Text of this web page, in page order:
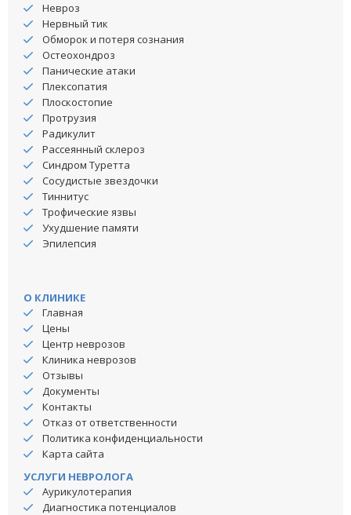
Невроз
Нервный тик
Обморок и потеря сознания
Остеохондроз
Панические атаки
Плексопатия
Плоскостопие
Протрузия
Радикулит
Рассеянный склероз
Синдром Туретта
Сосудистые звездочки
Тиннитус
Трофические язвы
Ухудшение памяти
Эпилепсия
О КЛИНИКЕ
Главная
Цены
Центр неврозов
Клиника неврозов
Отзывы
Документы
Контакты
Отказ от ответственности
Политика конфиденциальности
Карта сайта
УСЛУГИ НЕВРОЛОГА
Аурикулотерапия
Диагностика потенциалов